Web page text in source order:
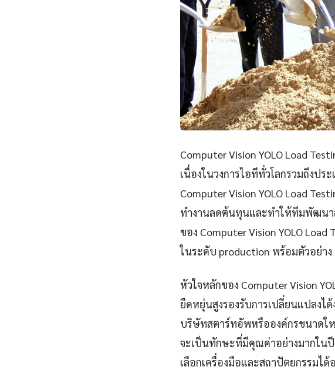
Computer Vision YOLO Load
เนื่องในวงการไอทีทั่วโลกรวมถึงป
Computer Vision YOLO Load
ทำงานลดต้นทุนและทำให้ทีมพัฒนา
ของ Computer Vision YOLO
ในระดับ production พร้อมตัวอย่า
หัวใจหลักของ Computer Vision
ยืดหยุ่นสูงรองรับการเปลี่ยนแปลงไ
บริษัทสตาร์ทอัพหรือองค์กรขนาดให
จะเป็นทักษะที่มีคุณค่าอย่างมากในปี
เลือกเครื่องมือและสถาปัตยกรรมได้